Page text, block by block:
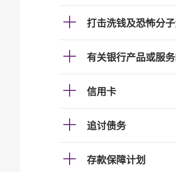
打击洗钱及恐怖分
有关银行产品或服
信用卡
追讨债务
存款保障计划